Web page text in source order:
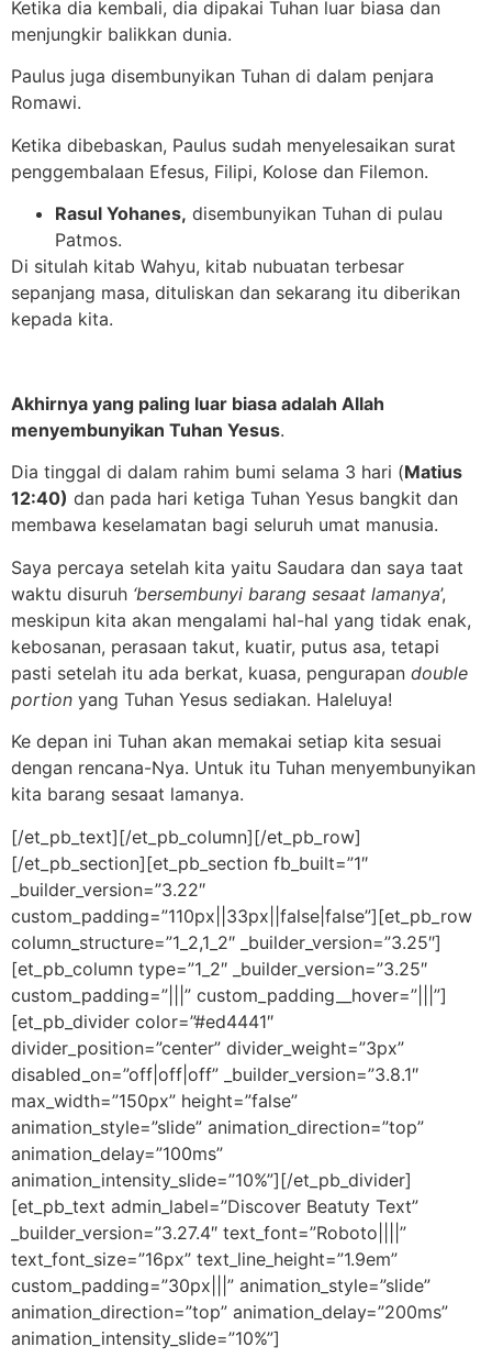
Ketika dia kembali, dia dipakai Tuhan luar biasa dan
menjungkir balikkan dunia.
Paulus juga disembunyikan Tuhan di dalam penjara
Romawi.
Ketika dibebaskan, Paulus sudah menyelesaikan surat
penggembalaan Efesus, Filipi, Kolose dan Filemon.
Rasul Yohanes, disembunyikan Tuhan di pulau
Patmos.
Di situlah kitab Wahyu, kitab nubuatan terbesar
sepanjang masa, dituliskan dan sekarang itu diberikan
kepada kita.
Akhirnya yang paling luar biasa adalah Allah
menyembunyikan Tuhan Yesus.
Dia tinggal di dalam rahim bumi selama 3 hari (Matius
12:40) dan pada hari ketiga Tuhan Yesus bangkit dan
membawa keselamatan bagi seluruh umat manusia.
Saya percaya setelah kita yaitu Saudara dan saya taat
waktu disuruh ‘bersembunyi barang sesaat lamanya’,
meskipun kita akan mengalami hal-hal yang tidak enak,
kebosanan, perasaan takut, kuatir, putus asa, tetapi
pasti setelah itu ada berkat, kuasa, pengurapan double
portion yang Tuhan Yesus sediakan. Haleluya!
Ke depan ini Tuhan akan memakai setiap kita sesuai
dengan rencana-Nya. Untuk itu Tuhan menyembunyikan
kita barang sesaat lamanya.
[/et_pb_text][/et_pb_column][/et_pb_row]
[/et_pb_section][et_pb_section fb_built=”1″
_builder_version=”3.22″
custom_padding=”110px||33px||false|false”][et_pb_row
column_structure=”1_2,1_2″ _builder_version=”3.25″]
[et_pb_column type=”1_2″ _builder_version=”3.25″
custom_padding=”|||” custom_padding__hover=”|||”]
[et_pb_divider color=”#ed4441″
divider_position=”center” divider_weight=”3px”
disabled_on=”off|off|off” _builder_version=”3.8.1″
max_width=”150px” height=”false”
animation_style=”slide” animation_direction=”top”
animation_delay=”100ms”
animation_intensity_slide=”10%”][/et_pb_divider]
[et_pb_text admin_label=”Discover Beatuty Text”
_builder_version=”3.27.4″ text_font=”Roboto||||”
text_font_size=”16px” text_line_height=”1.9em”
custom_padding=”30px|||” animation_style=”slide”
animation_direction=”top” animation_delay=”200ms”
animation_intensity_slide=”10%”]